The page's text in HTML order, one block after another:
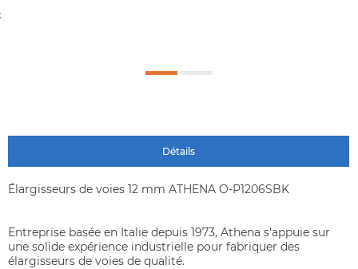
Détails
Élargisseurs de voies 12 mm ATHENA O-P1206SBK
Entreprise basée en Italie depuis 1973, Athena s'appuie sur
une solide expérience industrielle pour fabriquer des
élargisseurs de voies de qualité.